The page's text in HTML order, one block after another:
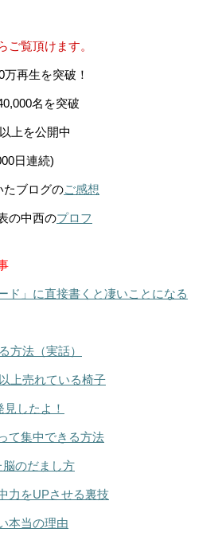
ご覧頂けます。
再生を突破！
名を突破
上を公開中
日連続)
たブログのご感想
の中西のプロフ
ド」に直接書くと凄いことになる
方法（実話）
上売れている椅子
したよ！
て集中できる方法
のだまし方
力をUPさせる裏技
本当の理由